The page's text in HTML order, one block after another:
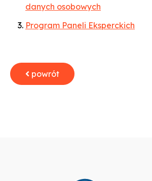
danych osobowych
Program Paneli Eksperckich
powrót